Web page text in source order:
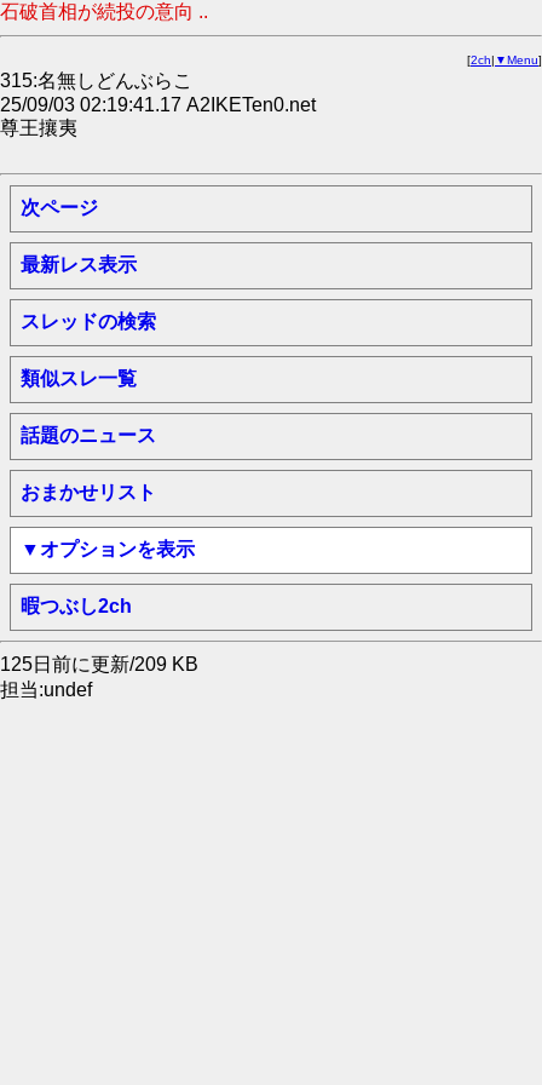
石破首相が続投の意向 ..
[2ch| ▼Menu]
315:名無しどんぶらこ
25/09/03 02:19:41.17 A2IKETen0.net
尊王攘夷
次ページ
最新レス表示
スレッドの検索
類似スレ一覧
話題のニュース
おまかせリスト
▼オプションを表示
暇つぶし2ch
125日前に更新/209 KB
担当:undef